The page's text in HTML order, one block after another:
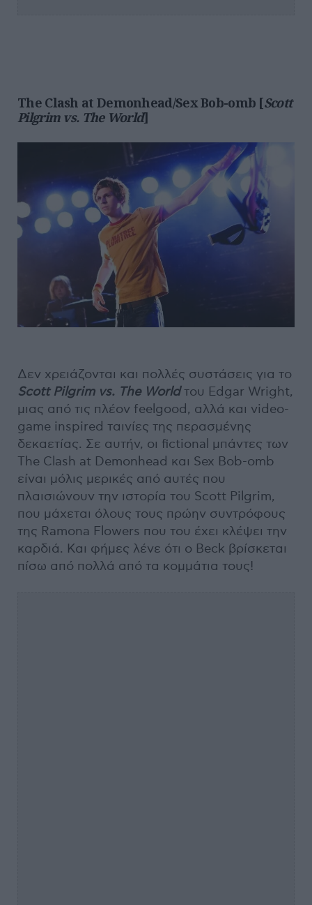
The Clash at Demonhead/Sex Bob-omb [Scott
Pilgrim vs. The World]
Δεν χρειάζονται και πολλές συστάσεις για το
Scott Pilgrim vs. The Worldτου Edgar Wright,
μιας από τις πλέον feelgood, αλλά και video-
game inspired ταινίες της περασμένης
δεκαετίας. Σε αυτήν, οι fictional μπάντες των
The Clash at Demonhead και Sex Bob-omb
είναι μόλις μερικές από αυτές που
πλαισιώνουν την ιστορία του Scott Pilgrim,
που μάχεται όλους τους πρώην συντρόφους
της Ramona Flowers που του έχει κλέψει την
καρδιά. Και φήμες λένε ότι ο Beck βρίσκεται
πίσω από πολλά από τα κομμάτια τους!